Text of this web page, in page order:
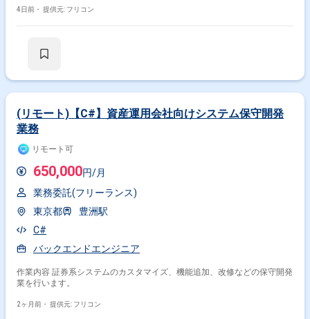
4日前・ 提供元: フリコン
(リモート)【C#】資産運用会社向けシステム保守開発
業務
リモート可
650,000円/月
業務委託(フリーランス)
東京都
豊洲駅
C#
バックエンドエンジニア
作業内容 証券系システムのカスタマイズ、機能追加、改修などの保守開発
業を行います。
2ヶ月前・ 提供元: フリコン